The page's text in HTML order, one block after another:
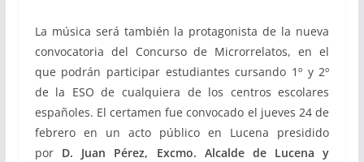
La música será también la protagonista de la nueva
convocatoria del Concurso de Microrrelatos, en el
que podrán participar estudiantes cursando 1º y 2º
de la ESO de cualquiera de los centros escolares
españoles. El certamen fue convocado el jueves 24 de
febrero en un acto público en Lucena presidido
por D. Juan Pérez, Excmo. Alcalde de Lucena y